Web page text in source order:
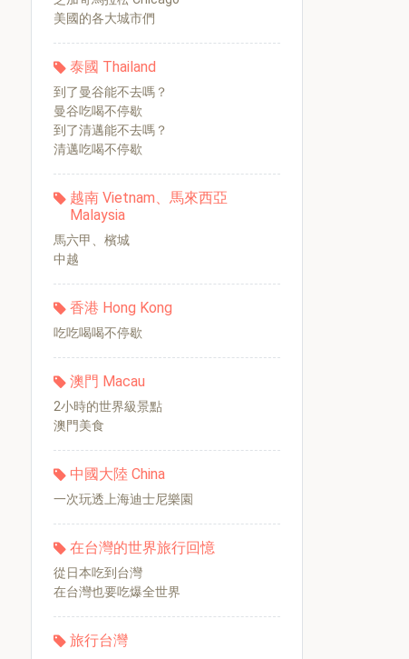
美國的各大城市們
泰國 Thailand
到了曼谷能不去嗎？
曼谷吃喝不停歇
到了清邁能不去嗎？
清邁吃喝不停歇
越南 Vietnam、馬來西亞
Malaysia
馬六甲、檳城
中越
香港 Hong Kong
吃吃喝喝不停歇
澳門 Macau
2小時的世界級景點
澳門美食
中國大陸 China
一次玩透上海迪士尼樂園
在台灣的世界旅行回憶
從日本吃到台灣
在台灣也要吃爆全世界
旅行台灣